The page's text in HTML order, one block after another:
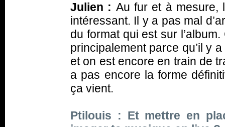
Julien : Au fur et à mesure,
intéressant. Il y a pas mal
du format qui est sur
principalement parce qu’il y
et on est encore en train de
a pas encore la forme
ça vient.
Ptilouis : Et mettre en